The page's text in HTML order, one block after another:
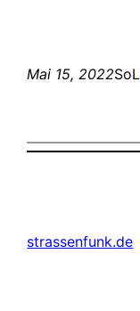
Mai 15, 2022SoL
strassenfunk.de